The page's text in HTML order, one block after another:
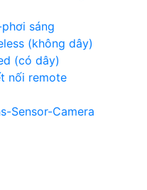
sáng
(không dây)
(có dây)
nối remote
Sensor-Camera